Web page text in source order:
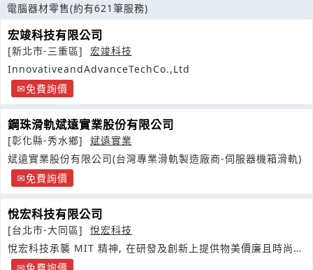
電腦器材零售(約有621筆服務)
宏竣科技有限公司
[新北市-三重區]
宏竣科技
InnovativeandAdvanceTechCo.,Ltd
免費詢價
鋼珠滑軌斌遠實業股份有限公司
[彰化縣-秀水鄉]
斌遠實業
斌遠實業股份有限公司(台灣專業滑軌製造廠商-伺服器機箱滑軌)
免費詢價
悅宏科技有限公司
[台北市-大同區]
悅宏科技
悅宏科技承襲 MIT 精神, 在研發及創新上提供物美價廉且時尚兼
具的精品給消費者為我們的主旨